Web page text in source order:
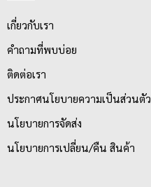
เกี่ยวกับเรา
คำถามที่พบบ่อย
ติดต่อเรา
ประกาศนโยบายความเป็นส่วนตัว
นโยบายการจัดส่ง
นโยบายการเปลี่ยน/คืน สินค้า